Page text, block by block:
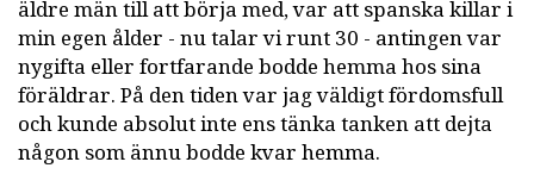
äldre män till att börja med, var att spanska killar i
min egen ålder - nu talar vi runt 30 - antingen var
nygifta eller fortfarande bodde hemma hos sina
föräldrar. På den tiden var jag väldigt fördomsfull
och kunde absolut inte ens tänka tanken att dejta
någon som ännu bodde kvar hemma.